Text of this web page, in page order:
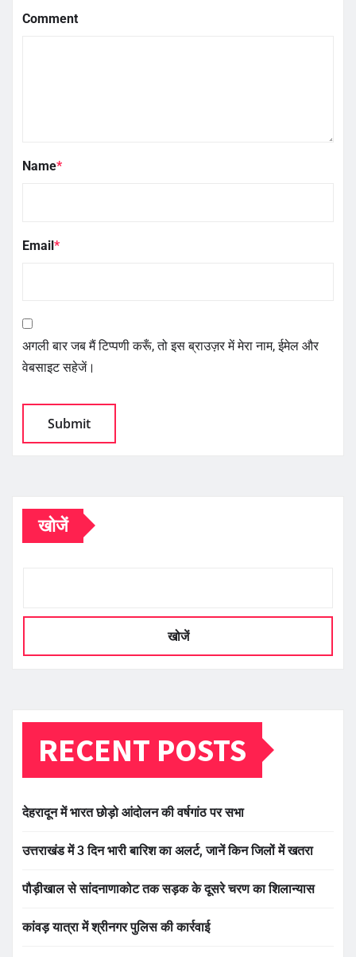
Comment
Name*
Email*
अगली बार जब मैं टिप्पणी करूँ, तो इस ब्राउज़र में मेरा नाम, ईमेल और
वेबसाइट सहेजें।
खोजें
खोजें
RECENT POSTS
देहरादून में भारत छोड़ो आंदोलन की वर्षगांठ पर सभा
उत्तराखंड में 3 दिन भारी बारिश का अलर्ट, जानें किन जिलों में खतरा
पौड़ीखाल से सांदनाणाकोट तक सड़क के दूसरे चरण का शिलान्यास
कांवड़ यात्रा में श्रीनगर पुलिस की कार्रवाई